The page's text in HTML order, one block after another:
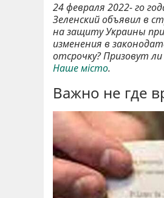
24 февраля 2022- го
Зеленский объявил в
на защиту Украины
изменения в
отсрочку? Призовут
Наше місто.
Важно не где